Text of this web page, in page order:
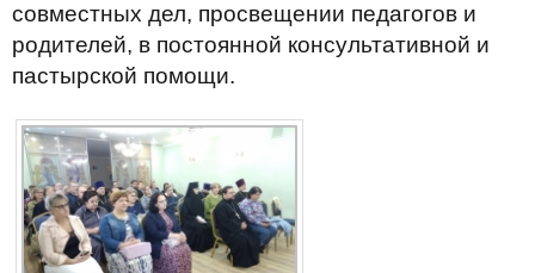
совместных дел, просвещении педагогов и
родителей, в постоянной консультативной и
пастырской помощи.